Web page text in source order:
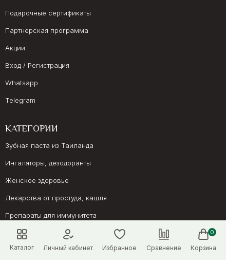
Каталог Личный кабинет Избранное Сравнение
0
Корзина
Подарочные сертификаты
Партнерская программа
Акции
Вход / Регистрация
Whatsapp
Telegram
КАТЕГОРИИ
Зубная паста из Таиланда
Ингаляторы, дезодоранты
Женское здоровье
Лекарства от простуда, кашля
Препараты для иммунитета
Онкология, суставы